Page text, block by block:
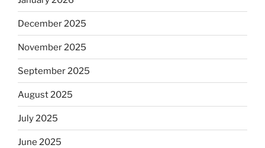
December 2025
November 2025
September 2025
August 2025
July 2025
June 2025